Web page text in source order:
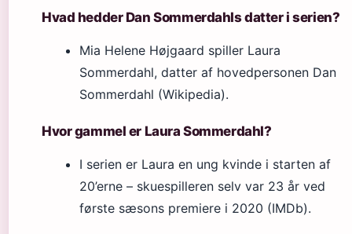
Hvad hedder Dan Sommerdahls datter i serien?
Mia Helene Højgaard spiller Laura
Sommerdahl, datter af hovedpersonen Dan
Sommerdahl (Wikipedia).
Hvor gammel er Laura Sommerdahl?
I serien er Laura en ung kvinde i starten af
20’erne – skuespilleren selv var 23 år ved
første sæsons premiere i 2020 (IMDb).